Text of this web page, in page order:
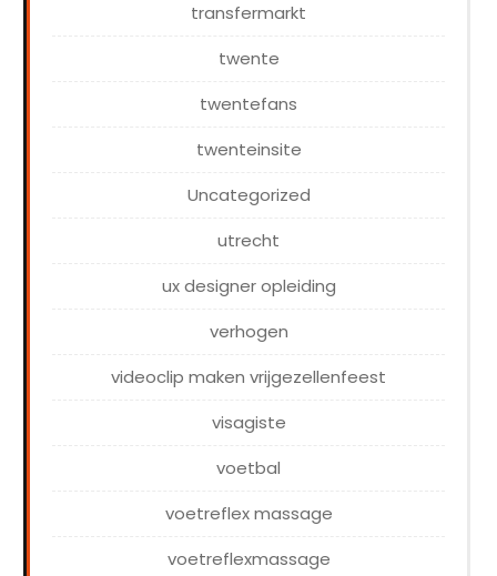
transfermarkt
twente
twentefans
twenteinsite
Uncategorized
utrecht
ux designer opleiding
verhogen
videoclip maken vrijgezellenfeest
visagiste
voetbal
voetreflex massage
voetreflexmassage